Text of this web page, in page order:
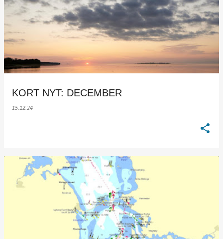
KORT NYT: DECEMBER
15.12.24